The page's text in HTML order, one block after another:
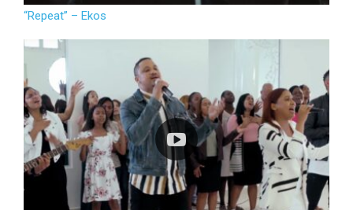
“Repeat” – Ekos